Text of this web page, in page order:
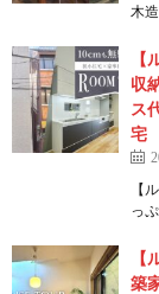
木
収
ス
宅
【
っ
築